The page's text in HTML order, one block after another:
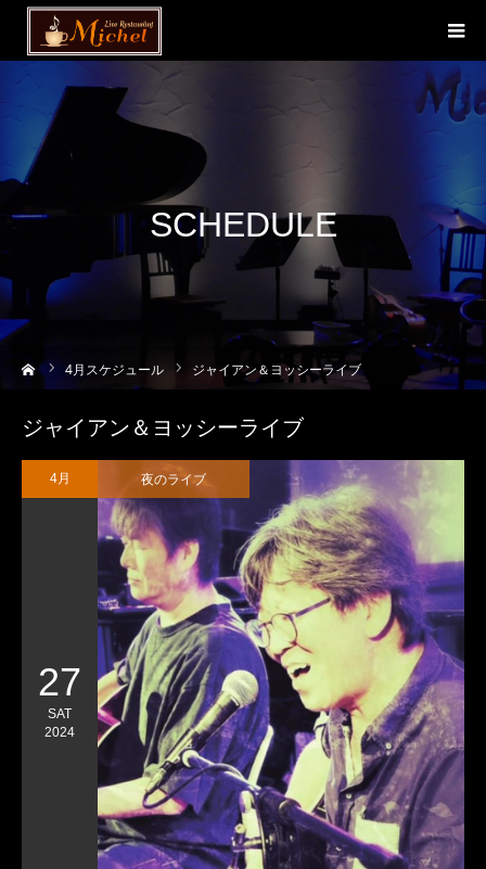
SCHEDULE
4月スケジュール ジャイアン＆ヨッシーライブ
ジャイアン＆ヨッシーライブ
4月
27
SAT
2024
夜のライブ